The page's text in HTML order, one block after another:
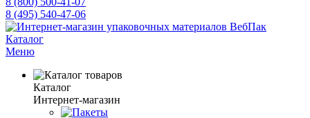
8 (495) 540-47-06
Каталог
Меню
Каталог
Интернет-магазин